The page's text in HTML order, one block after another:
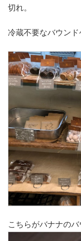
切れ。
冷蔵不要なバウンド
こちらがバナナのバ